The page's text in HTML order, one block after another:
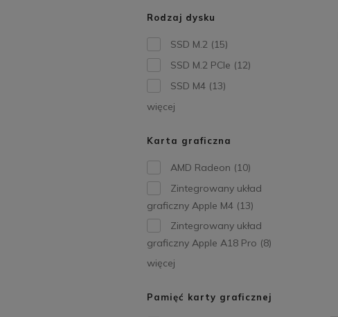
Rodzaj dysku
SSD M.2 (15)
SSD M.2 PCIe (12)
SSD M4 (13)
więcej
Karta graficzna
AMD Radeon (10)
Zintegrowany układ
graficzny Apple M4 (13)
Zintegrowany układ
graficzny Apple A18 Pro (8)
więcej
Pamięć karty graficznej